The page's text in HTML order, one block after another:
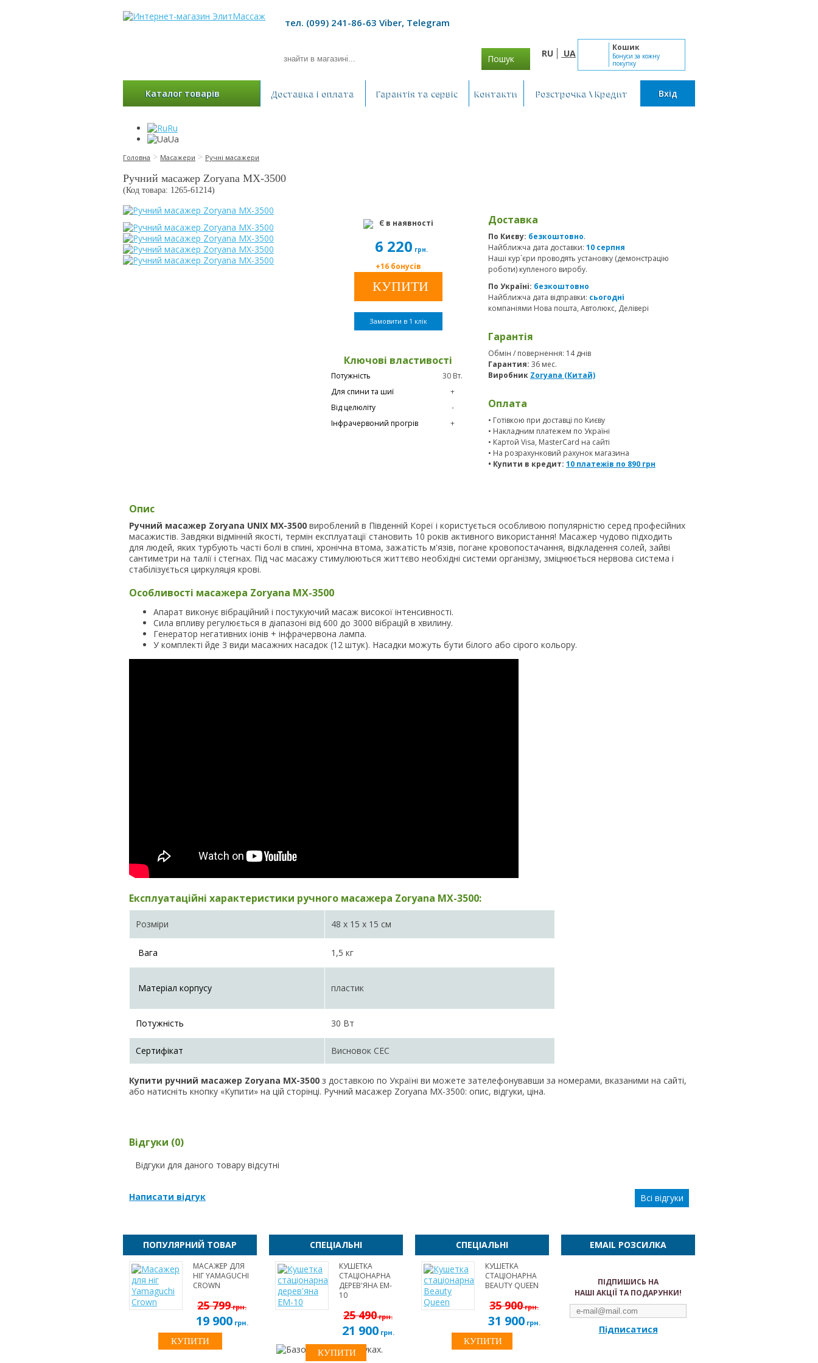
тел. (099) 241-86-63 Viber, Telegram
Пошук RU UA
Кошик
Бонуси за кожну
покупку
Каталог товарів Доставка і оплата Гарантія та сервіс Контакти Розстрочка \ Кредит Вхід
Ru
Ua
Головна > Масажери > Ручні масажери
Ручний масажер Zoryana MX-3500
(Код товара: 1265-61214)
Є в наявності
6 220 грн.
+16 бонусів
Замовити в 1 клік
Ключові властивості
Потужність
30 Вт.
Для спини та шиї
+
Від целюліту
-
Інфрачервоний прогрів
+
Доставка
По Києву: безкоштовно.
Найближча дата доставки: 10 серпня
Наші кур`єри проводять установку (демонстрацію
роботи) купленого виробу.
По Україні: безкоштовно
Найближча дата відправки: сьогодні
компаніями Нова пошта, Автолюкс, Делівері
Гарантія
Обмін / повернення: 14 днів
Гарантия: 36 мес.
Виробник Zoryana (Китай)
Оплата
• Готівкою при доставці по Києву
• Накладним платежем по Україні
• Картой Visa, MasterCard на сайті
• На розрахунковий рахунок магазина
• Купити в кредит: 10 платежів по 890 грн
Опис
Ручний масажер Zoryana UNIX MX-3500 вироблений в Південній Кореї і користується особливою популярністю серед професійних
масажистів. Завдяки відмінній якості, термін експлуатації становить 10 років активного використання! Масажер чудово підходить
для людей, яких турбують часті болі в спині, хронічна втома, зажатість м'язів, погане кровопостачання, відкладення солей, зайві
сантиметри на талії і стегнах. Під час масажу стимулюються життєво необхідні системи організму, зміцнюється нервова система і
стабілізується циркуляція крові.
Особливості масажера Zoryana MX-3500
Апарат виконує вібраційний і постукуючий масаж високої інтенсивності.
Сила впливу регулюється в діапазоні від 600 до 3000 вібрацій в хвилину.
Генератор негативних іонів + інфрачервона лампа.
У комплекті йде 3 види масажних насадок (12 штук). Насадки можуть бути білого або сірого кольору.
Експлуатаційні характеристики ручного масажера Zoryana MX-3500:
Розміри 48 х 15 х 15 см
Вага 1,5 кг
Матеріал корпусу пластик
Потужність 30 Вт
Сертифікат Висновок СЕС
Купити ручний масажер Zoryana MX-3500 з доставкою по Україні ви можете зателефонувавши за номерами, вказаними на сайті,
або натисніть кнопку «Купити» на цій сторінці. Ручний масажер Zoryana MX-3500: опис, відгуки, ціна.
Відгуки (0)
Відгуки для даного товару відсутні
Написати відгук Всі відгуки
ПОПУЛЯРНИЙ ТОВАР
МАСАЖЕР ДЛЯ
НІГ YAMAGUCHI
CROWN
25 799грн.
19 900грн.
КУПИТИ
СПЕЦІАЛЬНІ
КУШЕТКА
СТАЦІОНАРНА
ДЕРЕВ'ЯНА EM-
10
25 490грн.
21 900грн.
СПЕЦІАЛЬНІ
КУШЕТКА
СТАЦІОНАРНА
BEAUTY QUEEN
35 900грн.
31 900грн.
EMAIL РОЗСИЛКА
ПІДПИШИСЬ НА
НАШІ АКЦІЇ ТА ПОДАРУНКИ!
Підписатися